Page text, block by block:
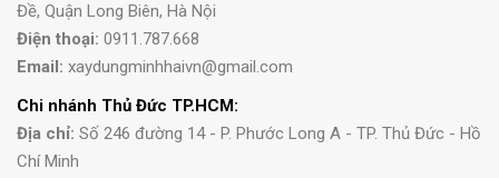
Đề, Quận Long Biên, Hà Nội
Điện thoại: 0911.787.668
Email: xaydungminhhaivn@gmail.com
Chi nhánh Thủ Đức TP.HCM:
Địa chỉ: Số 246 đường 14 - P. Phước Long A - TP. Thủ Đức - Hồ
Chí Minh